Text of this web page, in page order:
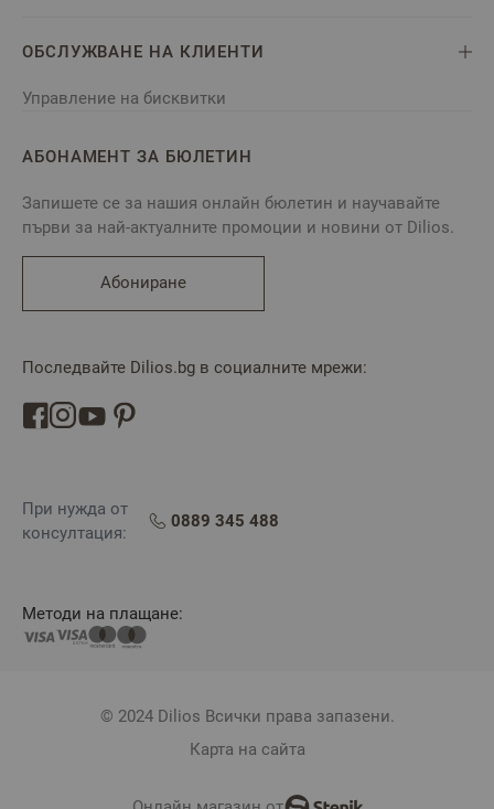
ОБСЛУЖВАНЕ НА КЛИЕНТИ
Управление на бисквитки
АБОНАМЕНТ ЗА БЮЛЕТИН
Запишете се за нашия онлайн бюлетин и научавайте
първи за най-актуалните промоции и новини от Dilios.
Абониране
Последвайте Dilios.bg в социалните мрежи:
При нужда от
консултация:
0889 345 488
Методи на плащане:
© 2024 Dilios Всички права запазени.
Карта на сайта